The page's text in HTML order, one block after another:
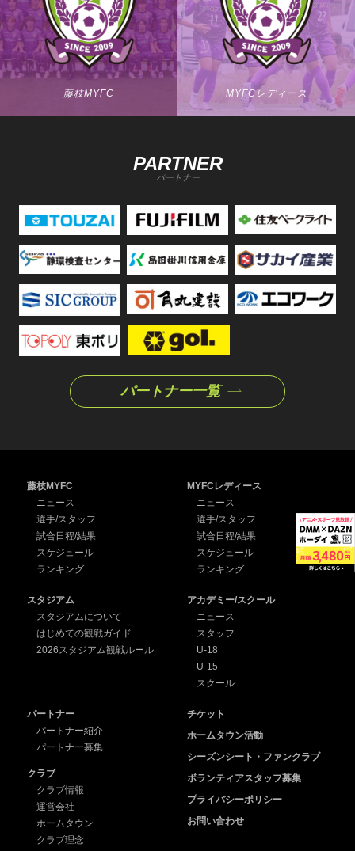
藤枝MYFC MYFCレディース
PARTNER
パートナー
パートナー一覧
藤枝MYFC
ニュース
選手/スタッフ
試合日程/結果
スケジュール
ランキング
MYFCレディース
ニュース
選手/スタッフ
試合日程/結果
スケジュール
ランキング
スタジアム
スタジアムについて
はじめての観戦ガイド
2026スタジアム観戦ルール
アカデミー/スクール
ニュース
スタッフ
U-18
U-15
スクール
パートナー
パートナー紹介
パートナー募集
クラブ
クラブ情報
運営会社
ホームタウン
クラブ理念
チケット
ホームタウン活動
シーズンシート・ファンクラブ
ボランティアスタッフ募集
プライバシーポリシー
お問い合わせ